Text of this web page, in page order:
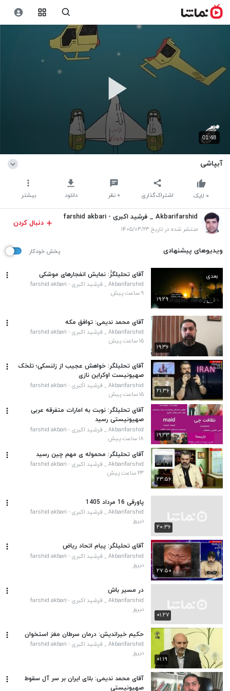
01:48
آبپاشی
اشتراک‌گذاری ۰ نظر دانلود بیشتر ۰ لایک
Akbarifarshid _ فرشید اکبری - farshid akbari
منتشر شده در تاریخ ۱۴۰۵/۰۳/۲۳
دنبال کردن
ویدیوهای پیشنهادی پخش خودکار
۱۹:۲۹
بعدی آقای تحلیلگر‌َََ‌‌‌‌‌‌‌‌‌‌‌‌‌‌‌‌‌‌‌‌‌‌‌‌‌‌‌‌‌‌‌‌‌‌‌‌‌‌‌‌‌‌‌‌‌َََ: نمایش انفجارهای موشکی
Akbarifarshid _ فرشید اکبری - farshid akbari
۹ ساعت پیش
۱۹:۳۶
آقای محمد ندیمی: توافق مکه
Akbarifarshid _ فرشید اکبری - farshid akbari
۱۵ ساعت پیش
۲۱:۳۶
آقای تحلیلگر: خواهش عجیب از زلنسکی؛ تلخک
صهیونیست اوکراین نازی
Akbarifarshid _ فرشید اکبری - farshid akbari
۱۵ ساعت پیش
۱۹:۳۳
آقای تحلیلگر: نوبت به امارات متفرقه عربی
صهیونیستی رسید
Akbarifarshid _ فرشید اکبری - farshid akbari
۱۸ ساعت پیش
۲۳:۵۶
آقای تحلیلگر: محموله ی مهم چین رسید
Akbarifarshid _ فرشید اکبری - farshid akbari
۲۳ ساعت پیش
۲۰:۳۶
پاورقی 16 مرداد 1405
Akbarifarshid _ فرشید اکبری - farshid akbari
دیروز
۲۷:۵۰
آقای تحلیلگر: پیام اتحاد ریاض
Akbarifarshid _ فرشید اکبری - farshid akbari
دیروز
۰۱:۲۷
در مسیر باش
Akbarifarshid _ فرشید اکبری - farshid akbari
دیروز
۰۱:۱۹
حکیم خیراندیش: درمان سرطان مغز استخوان
Akbarifarshid _ فرشید اکبری - farshid akbari
دیروز
آقای محمد ندیمی: بلای ایران بر سر آل سقوط
صهیونیستی